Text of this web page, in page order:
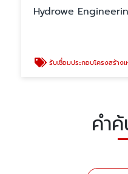
Hydrowe
รับเชื่อมประกอบโครงสร้างเหล็ก อุตสาหกรรม ร
คำ